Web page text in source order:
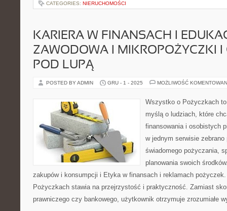
CATEGORIES: NIERUCHOMOŚCI
KARIERA W FINANSACH I
ZAWODOWA I MIKROPOŻYCZKI I
POD LUPĄ
POSTED BY ADMIN GRU - 1 - 2025 MOŻLIWOŚĆ
Wszystko o Pożyczkach
myślą o ludziach, które
finansowania i osobistych
w jednym serwisie zebrano
świadomego pożyczania,
planowania swoich
zakupów i konsumpcji i Etyka w finansach i reklamach
Pożyczkach stawia na przejrzystość i praktyczność. Zamiast
prawniczego czy bankowego, użytkownik otrzymuje zrozumiałe